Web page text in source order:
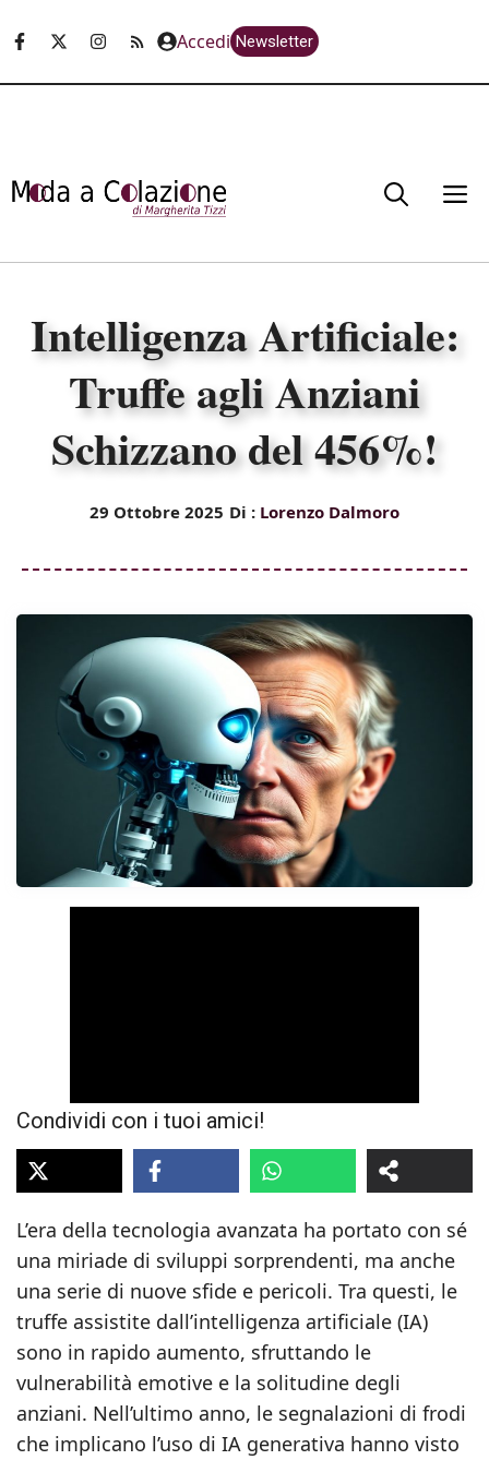
Accedi Newsletter
Intelligenza Artificiale:
Truffe agli Anziani
Schizzano del 456%!
29 Ottobre 2025 Di : Lorenzo Dalmoro
Condividi con i tuoi amici!
L’era della tecnologia avanzata ha portato con sé
una miriade di sviluppi sorprendenti, ma anche
una serie di nuove sfide e pericoli. Tra questi, le
truffe assistite dall’intelligenza artificiale (IA)
sono in rapido aumento, sfruttando le
vulnerabilità emotive e la solitudine degli
anziani. Nell’ultimo anno, le segnalazioni di frodi
che implicano l’uso di IA generativa hanno visto